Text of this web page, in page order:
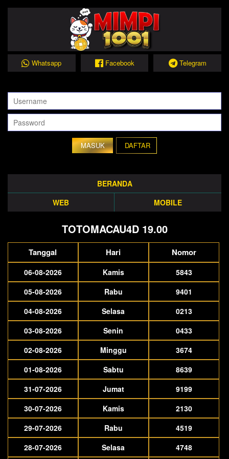
Whatsapp Facebook Telegram
DAFTAR
BERANDA
WEB
MOBILE
TOTOMACAU4D 19.00
Tanggal Hari Nomor
06-08-2026 Kamis
5843
05-08-2026
Rabu
9401
04-08-2026
Selasa
0213
03-08-2026
Senin
0433
02-08-2026
Minggu
3674
01-08-2026
Sabtu
8639
31-07-2026
Jumat
9199
30-07-2026
Kamis
2130
29-07-2026
Rabu
4519
28-07-2026
Selasa 4748